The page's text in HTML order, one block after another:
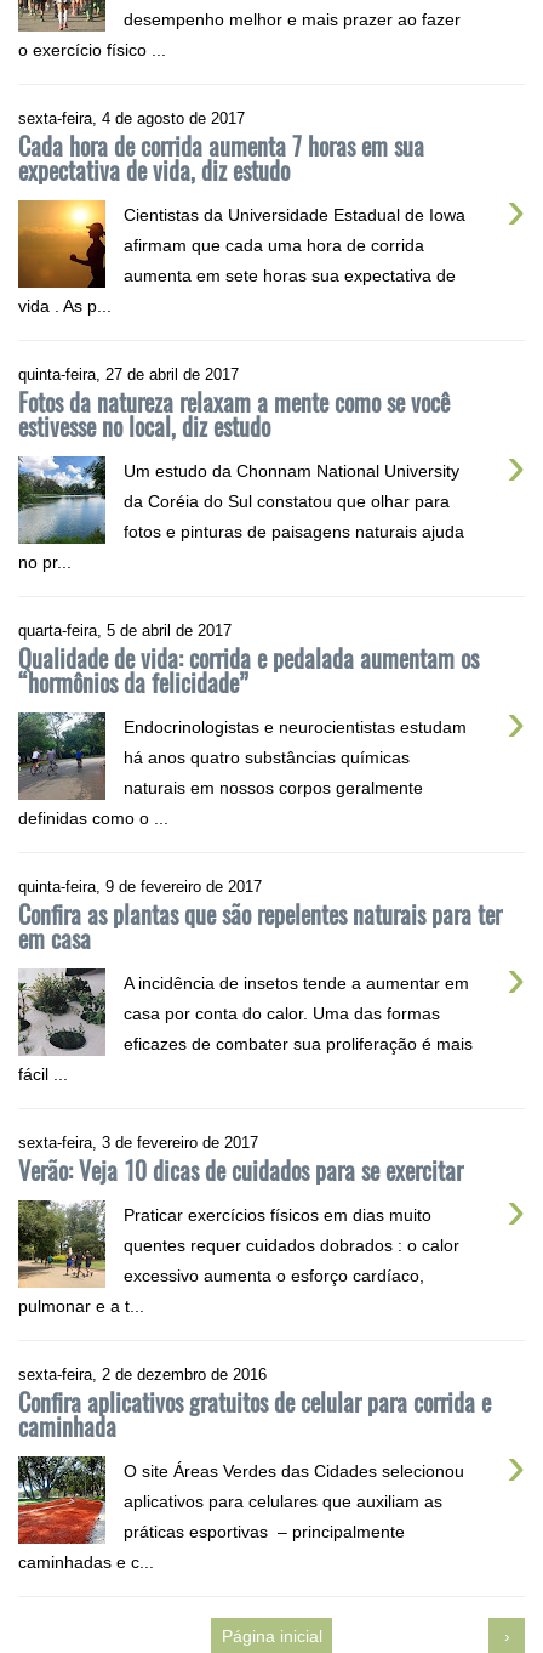
desempenho melhor e mais prazer ao fazer
o exercício físico ...
sexta-feira, 4 de agosto de 2017
Cada hora de corrida aumenta 7 horas em sua
expectativa de vida, diz estudo
›
Cientistas da Universidade Estadual de Iowa
afirmam que cada uma hora de corrida
aumenta em sete horas sua expectativa de
vida . As p...
quinta-feira, 27 de abril de 2017
Fotos da natureza relaxam a mente como se você
estivesse no local, diz estudo
›
Um estudo da Chonnam National University
da Coréia do Sul constatou que olhar para
fotos e pinturas de paisagens naturais ajuda
no pr...
quarta-feira, 5 de abril de 2017
Qualidade de vida: corrida e pedalada aumentam os
“hormônios da felicidade”
›
Endocrinologistas e neurocientistas estudam
há anos quatro substâncias químicas
naturais em nossos corpos geralmente
definidas como o ...
quinta-feira, 9 de fevereiro de 2017
Confira as plantas que são repelentes naturais para ter
em casa
›
A incidência de insetos tende a aumentar em
casa por conta do calor. Uma das formas
eficazes de combater sua proliferação é mais
fácil ...
sexta-feira, 3 de fevereiro de 2017
Verão: Veja 10 dicas de cuidados para se exercitar
›
Praticar exercícios físicos em dias muito
quentes requer cuidados dobrados : o calor
excessivo aumenta o esforço cardíaco,
pulmonar e a t...
sexta-feira, 2 de dezembro de 2016
Confira aplicativos gratuitos de celular para corrida e
caminhada
›
O site Áreas Verdes das Cidades selecionou
aplicativos para celulares que auxiliam as
práticas esportivas – principalmente
caminhadas e c...
›
Página inicial